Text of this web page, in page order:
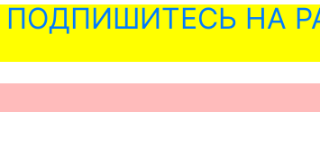
ПОДПИШИТЕСЬ НА